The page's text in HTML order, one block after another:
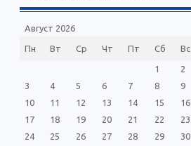
Август 2026
Пн Вт Ср Чт Пт Сб Вс
1
2
3
4 5 6 7 8
9
10
11 12 13 14 15
16
17
18 19 20 21 22
23
24
25 26 27 28 29
30